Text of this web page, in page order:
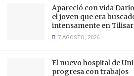
Apareció con vida
el joven que era
intensamente en
7 AGOSTO, 2026
El nuevo hospital de
progresa con trabajos